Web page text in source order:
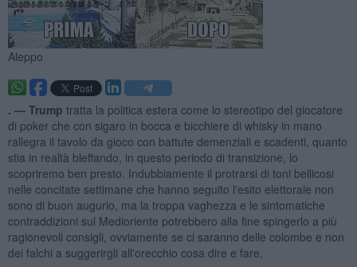
Aleppo
. — Trump tratta la politica estera come lo stereotipo del giocatore
di poker che con sigaro in bocca e bicchiere di whisky in mano
rallegra il tavolo da gioco con battute demenziali e scadenti, quanto
stia in realtà bleffando, in questo periodo di transizione, lo
scopriremo ben presto. Indubbiamente il protrarsi di toni bellicosi
nelle concitate settimane che hanno seguito l'esito elettorale non
sono di buon augurio, ma la troppa vaghezza e le sintomatiche
contraddizioni sul Medioriente potrebbero alla fine spingerlo a più
ragionevoli consigli, ovviamente se ci saranno delle colombe e non
dei falchi a suggerirgli all'orecchio cosa dire e fare.